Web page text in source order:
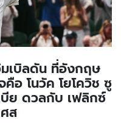
เบิลดัน ที่อังกฤษ
อ โนวัค โยโควิช ซู
บีย ดวลกับ เฟลิกซ์
ส